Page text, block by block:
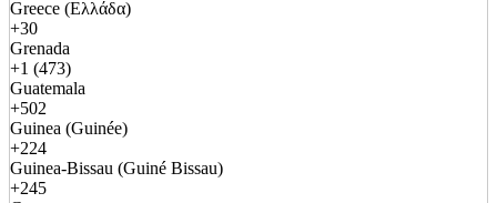
Greece (Ελλάδα)
+30
Grenada
+1 (473)
Guatemala
+502
Guinea (Guinée)
+224
Guinea-Bissau (Guiné Bissau)
+245